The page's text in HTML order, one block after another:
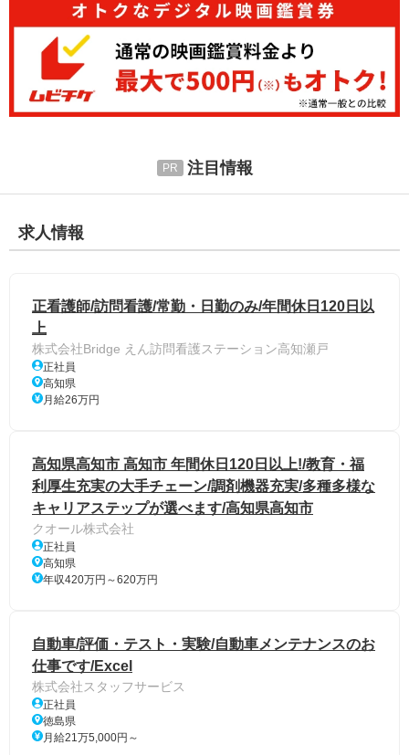
注目情報
求人情報
正看護師/訪問看護/常勤・日勤のみ/年間休日120日以
上
株式会社Bridge えん訪問看護ステーション高知瀬戸
正社員
高知県
月給26万円
高知県高知市 高知市 年間休日120日以上!/教育・福
利厚生充実の大手チェーン/調剤機器充実/多種多様な
キャリアステップが選べます/高知県高知市
クオール株式会社
正社員
高知県
年収420万円～620万円
自動車/評価・テスト・実験/自動車メンテナンスのお
仕事です/Excel
株式会社スタッフサービス
正社員
徳島県
月給21万5,000円～